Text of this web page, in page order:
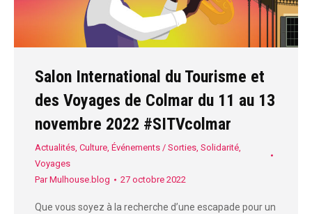
Salon International du Tourisme et
des Voyages de Colmar du 11 au 13
novembre 2022 #SITVcolmar
Actualités, Culture, Événements / Sorties, Solidarité,
Voyages
ParMulhouse.blog 27 octobre 2022
Que vous soyez à la recherche d’une escapade pour un